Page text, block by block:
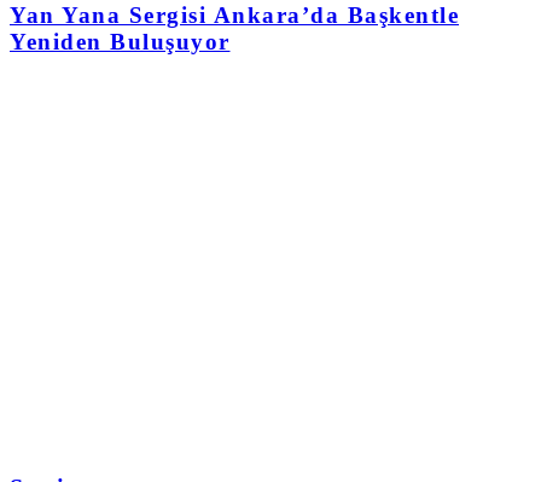
Yan Yana Sergisi Ankara’da Başkentle
Yeniden Buluşuyor